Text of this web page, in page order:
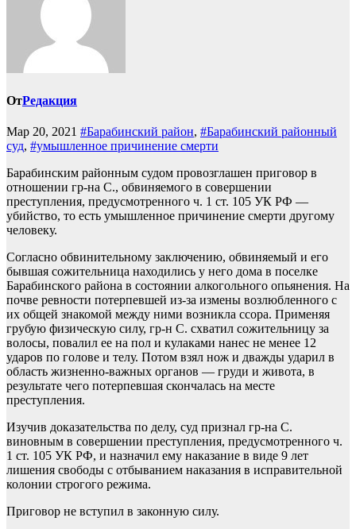
ОтРедакция
Мар 20, 2021 #Барабинский район, #Барабинский районный
суд, #умышленное причинение смерти
Барабинским районным судом провозглашен приговор в
отношении гр-на С., обвиняемого в совершении
преступления, предусмотренного ч. 1 ст. 105 УК РФ —
убийство, то есть умышленное причинение смерти другому
человеку.
Согласно обвинительному заключению, обвиняемый и его
бывшая сожительница находились у него дома в поселке
Барабинского района в состоянии алкогольного опьянения. На
почве ревности потерпевшей из-за измены возлюбленного с
их общей знакомой между ними возникла ссора. Применяя
грубую физическую силу, гр-н С. схватил сожительницу за
волосы, повалил ее на пол и кулаками нанес не менее 12
ударов по голове и телу. Потом взял нож и дважды ударил в
область жизненно-важных органов — груди и живота, в
результате чего потерпевшая скончалась на месте
преступления.
Изучив доказательства по делу, суд признал гр-на С.
виновным в совершении преступления, предусмотренного ч.
1 ст. 105 УК РФ, и назначил ему наказание в виде 9 лет
лишения свободы с отбыванием наказания в исправительной
колонии строгого режима.
Приговор не вступил в законную силу.